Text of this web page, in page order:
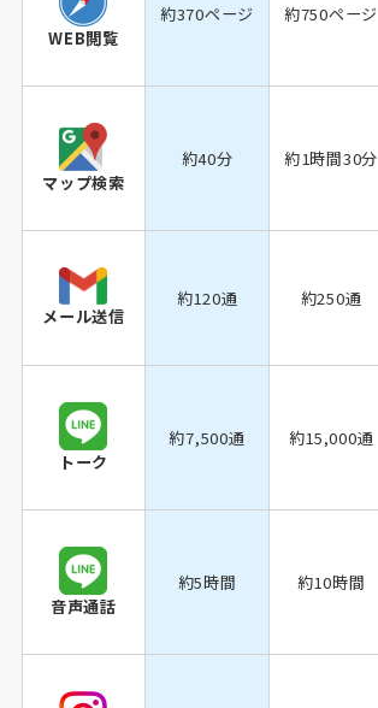
WEB閲覧
約370ページ 約750ページ
マップ検索
約40分 約1時間30分
メール送信
約120通 約250通
トーク
約7,500通 約15,000通
音声通話
約5時間 約10時間